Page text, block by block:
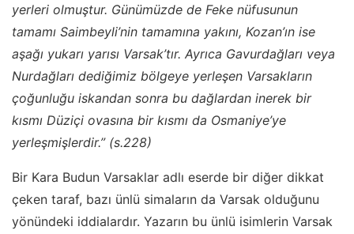
yerleri olmuştur. Günümüzde de Feke nüfusunun
tamamı Saimbeyli’nin tamamına yakını, Kozan’ın ise
aşağı yukarı yarısı Varsak’tır. Ayrıca Gavurdağları veya
Nurdağları dediğimiz bölgeye yerleşen Varsakların
çoğunluğu iskandan sonra bu dağlardan inerek bir
kısmı Düziçi ovasına bir kısmı da Osmaniye’ye
yerleşmişlerdir.” (s.228)
Bir Kara Budun Varsaklar adlı eserde bir diğer dikkat
çeken taraf, bazı ünlü simaların da Varsak olduğunu
yönündeki iddialardır. Yazarın bu ünlü isimlerin Varsak